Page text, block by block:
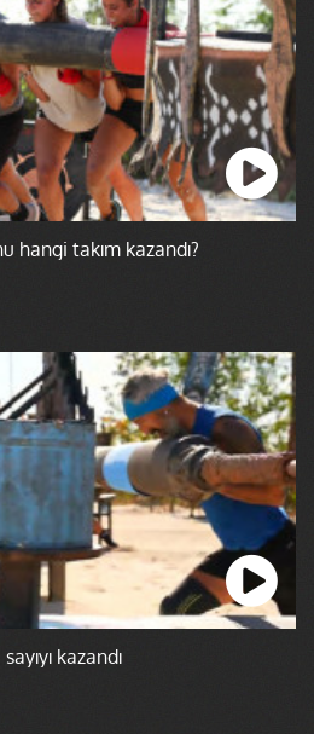
hangi takım kazandı?
kazandı